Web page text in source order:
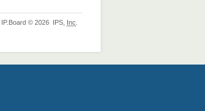
IP.Board © 2026 IPS, Inc